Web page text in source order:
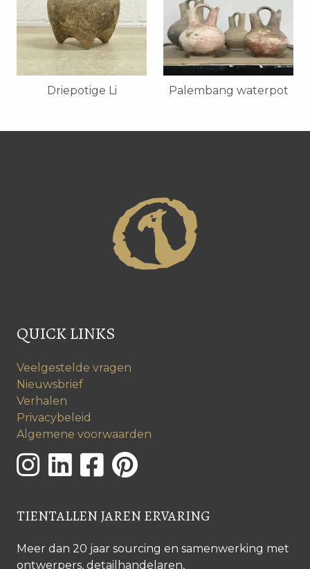
Driepotige Li Palembang waterpot
QUICK LINKS
Veelgestelde vragen
Nieuwsbrief
Verhalen
Privacybeleid
Algemene voorwaarden
TIENTALLEN JAREN ERVARING
Meer dan 20 jaar sourcing en samenwerking met
ontwerpers, detailhandelaren,